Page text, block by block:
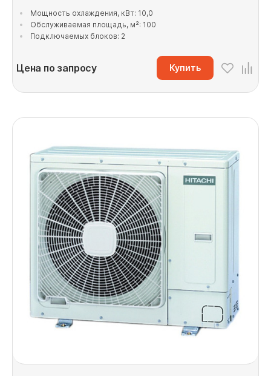
Мощность охлаждения, кВт: 10,0
Обслуживаемая площадь, м²: 100
Подключаемых блоков: 2
Цена по запросу Купить